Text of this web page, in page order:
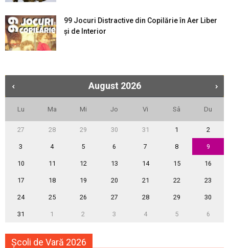
99 Jocuri Distractive din Copilărie în Aer Liber
şi de Interior
August 2026
Lu Ma Mi Jo Vi Sâ Du
27 28 29 30 31 1 2
3 4 5 6 7 8 9
10 11 12 13 14 15 16
17 18 19 20 21 22 23
24 25 26 27 28 29 30
31 1 2 3 4 5 6
Școli de Vară 2026